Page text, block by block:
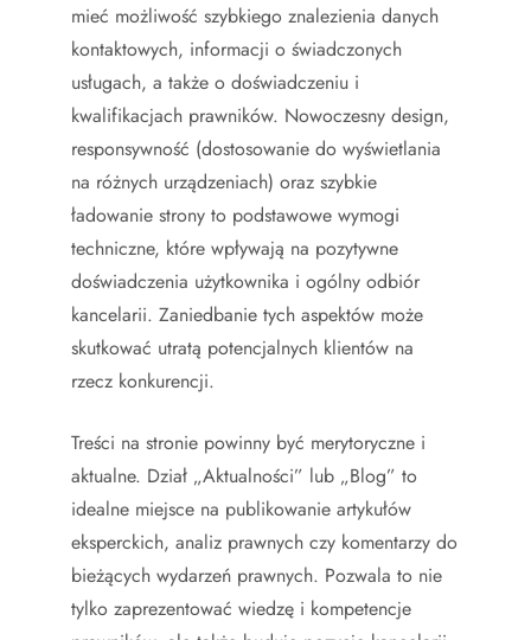
mieć możliwość szybkiego znalezienia danych
kontaktowych, informacji o świadczonych
usługach, a także o doświadczeniu i
kwalifikacjach prawników. Nowoczesny design,
responsywność (dostosowanie do wyświetlania
na różnych urządzeniach) oraz szybkie
ładowanie strony to podstawowe wymogi
techniczne, które wpływają na pozytywne
doświadczenia użytkownika i ogólny odbiór
kancelarii. Zaniedbanie tych aspektów może
skutkować utratą potencjalnych klientów na
rzecz konkurencji.
Treści na stronie powinny być merytoryczne i
aktualne. Dział „Aktualności” lub „Blog” to
idealne miejsce na publikowanie artykułów
eksperckich, analiz prawnych czy komentarzy do
bieżących wydarzeń prawnych. Pozwala to nie
tylko zaprezentować wiedzę i kompetencje